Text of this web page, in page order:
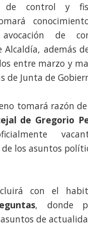
control y
de
Alcaldía, además
entre marzo y
de Junta de
tomará razón
de Gregorio
los asuntos
con el
, donde
de